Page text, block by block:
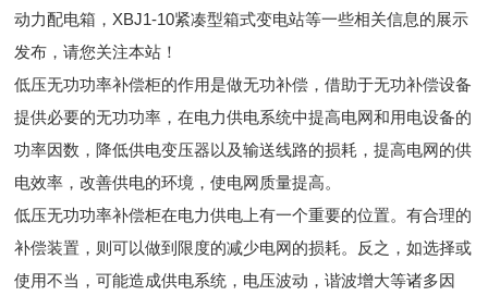
动力配电箱，XBJ1-10紧凑型箱式变电站等一些相关信息的展示
发布，请您关注本站！
低压无功功率补偿柜的作用是做无功补偿，借助于无功补偿设备
提供必要的无功功率，在电力供电系统中提高电网和用电设备的
功率因数，降低供电变压器以及输送线路的损耗，提高电网的供
电效率，改善供电的环境，使电网质量提高。
低压无功功率补偿柜在电力供电上有一个重要的位置。有合理的
补偿装置，则可以做到限度的减少电网的损耗。反之，如选择或
使用不当，可能造成供电系统，电压波动，谐波增大等诸多因